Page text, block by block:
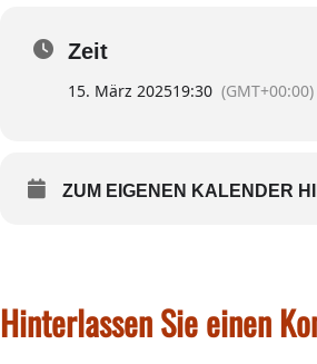
Zeit
15. März 202519:30 (GMT+00:00)
ZUM EIGENEN KALENDER
Hinterlassen Sie einen